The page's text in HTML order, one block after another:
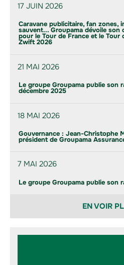
17 JUIN 2026
Caravane publicitaire, fan zones,
sauvent... Groupama dévoile son
pour le Tour de France et le Tour
Zwift 2026
21 MAI 2026
Le groupe Groupama publie son
décembre 2025
18 MAI 2026
Gouvernance : Jean-Christophe
président de Groupama
7 MAI 2026
Le groupe Groupama publie son
EN VOIR